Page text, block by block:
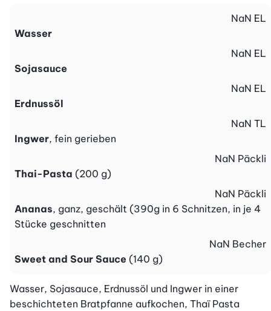
Wasser
NaN EL
Sojasauce
NaN EL
Erdnussöl
NaN EL
Ingwer, fein gerieben
NaN TL
Thai-Pasta (200 g)
NaN Päckli
Ananas, ganz, geschält (390g in 6 Schnitzen, in je 4
Stücke geschnitten
NaN Päckli
Sweet and Sour Sauce (140 g)
NaN Becher
Wasser, Sojasauce, Erdnussöl und Ingwer in einer
beschichteten Bratpfanne aufkochen, Thaï Pasta